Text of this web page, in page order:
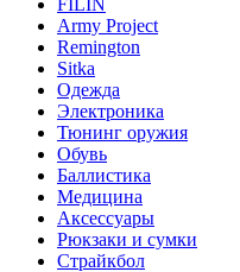
FILIN
Army Project
Remington
Sitka
Одежда
Электроника
Тюнинг оружия
Обувь
Баллистика
Медицина
Аксессуары
Рюкзаки и сумки
Страйкбол